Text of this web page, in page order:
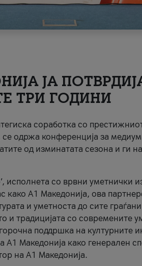
ЈА
ТРИ ГОДИНИ
соработка со
одржа конференција за
од изминатата сезона и ги
исполнета со врвни уметнички
како A1 Македонија, ова
и уметноста до сите
традицијата со современите
поддршка на културните
A1 Македонија како генерален
на A1 Македонија.